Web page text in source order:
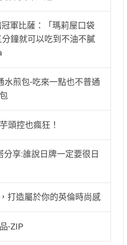
軍比薩：「瑪莉屋口袋
鐘就可以吃到不油不膩
水煎包-吃來一點也不普通
頭控也瘋狂！
分享:誰說日牌一定要很日
打造屬於你的英倫時尚感
-ZIP